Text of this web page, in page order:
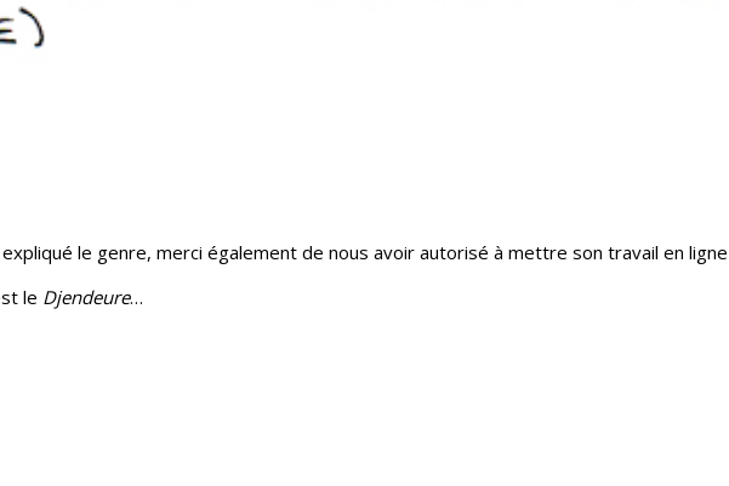
le genre, merci également de nous avoir autorisé à mettre son travail en
le Djendeure…